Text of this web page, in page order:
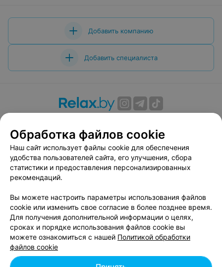
Добавить компанию
Добавить специалиста
Вакансии
Публичный договор
Способы оплаты
Публичный договор по использованию сервиса
«Афиша»
Пользовательское соглашение
Связаться по вопросам сотрудничества
Написать руководителю relax.by
Персональные настройки cookie
Обработка персональных данных
Обработка файлов cookie
Наш сайт использует файлы cookie для обеспечения
удобства пользователей сайта, его улучшения, сбора
статистики и предоставления персонализированных
рекомендаций.
Вы можете настроить параметры использования файлов
cookie или изменить свое согласие в более позднее время.
Для получения дополнительной информации о целях,
сроках и порядке использования файлов cookie вы
можете ознакомиться с нашей Политикой обработки
файлов cookie